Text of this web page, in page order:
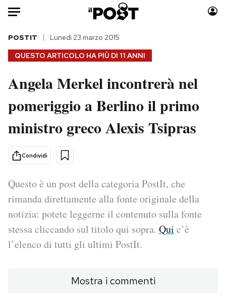
Auto
HOME
Italia
Politica
Tecnologia
Scienza
Economia
Sport
Moda
Consumismi
Storie/Idee
Altrecose
Mondiali calcio 2026
PODCAST
NEWSLETTER
QUESTO ARTICOLO HA PIÙ DI 11 ANNI
POSTIT Lunedì 23 marzo 2015
Angela Merkel incontrerà nel
pomeriggio a Berlino il primo
ministro greco Alexis Tsipras
Condividi
Questo è un post della categoria PostIt, che
rimanda direttamente alla fonte originale della
notizia: potete leggerne il contenuto sulla fonte
stessa cliccando sul titolo qui sopra. Qui c’è
l’elenco di tutti gli ultimi PostIt.
Mostra i commenti